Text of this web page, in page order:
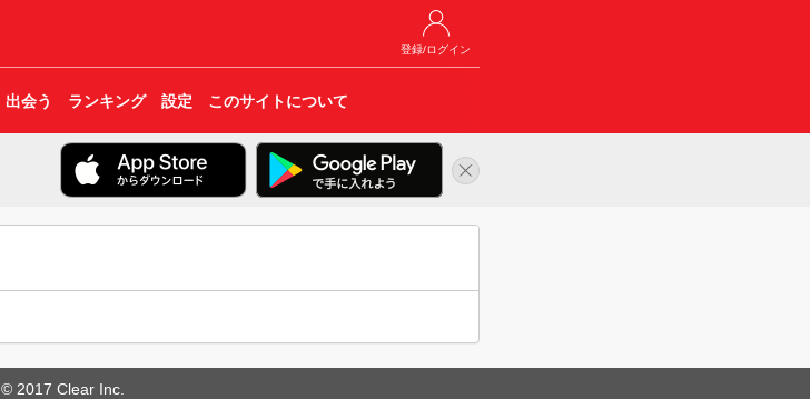
登録/ログイン
出会う ランキング 設定 このサイトについて
© 2017 Clear Inc.